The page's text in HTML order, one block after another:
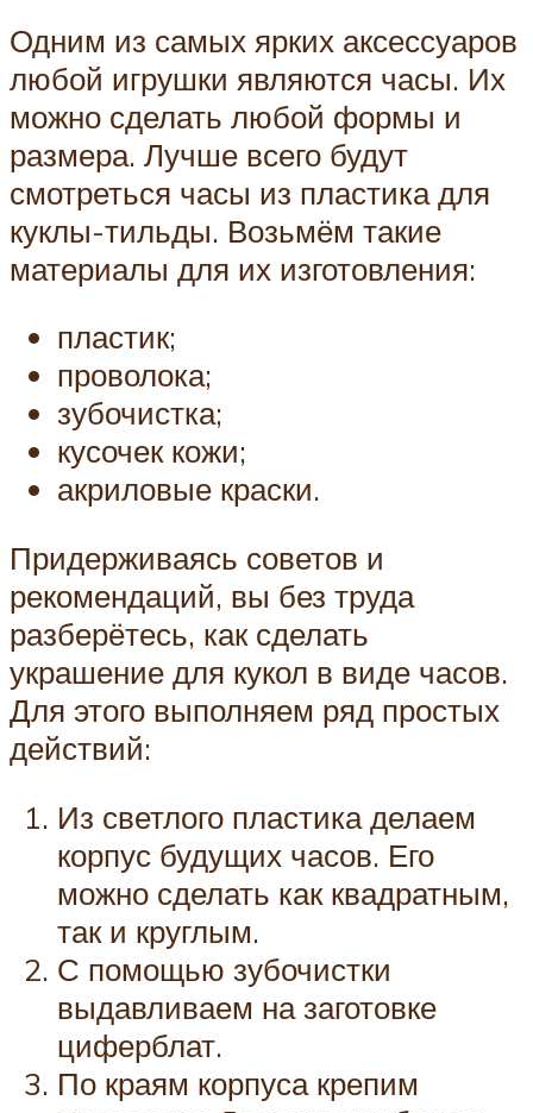
Одним из самых ярких аксессуаров
любой игрушки являются часы. Их
можно сделать любой формы и
размера. Лучше всего будут
смотреться часы из пластика для
куклы-тильды. Возьмём такие
материалы для их изготовления:
пластик;
проволока;
зубочистка;
кусочек кожи;
акриловые краски.
Придерживаясь советов и
рекомендаций, вы без труда
разберётесь, как сделать
украшение для кукол в виде часов.
Для этого выполняем ряд простых
действий:
Из светлого пластика делаем
корпус будущих часов. Его
можно сделать как квадратным,
так и круглым.
С помощью зубочистки
выдавливаем на заготовке
циферблат.
По краям корпуса крепим